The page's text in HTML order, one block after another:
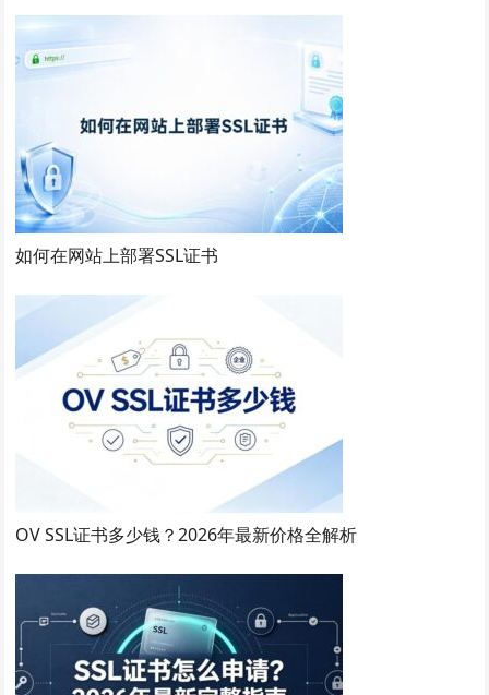
如何在网站上部署SSL证书
OV SSL证书多少钱？2026年最新价格全解析